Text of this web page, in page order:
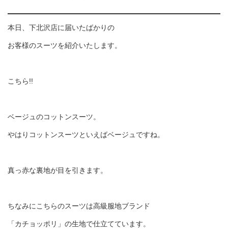
本日、下北沢店に届いたばかりの
お客様のスーツを紹介いたします。
こちら!!
ベージュのコットンスーツ。
やはりコットンスーツといえばベージュですね。
真っ赤な裏地が目を引きます。
ちなみにこちらのスーツは高級服地ブランド
「カチョッポリ」の生地で仕立てています。